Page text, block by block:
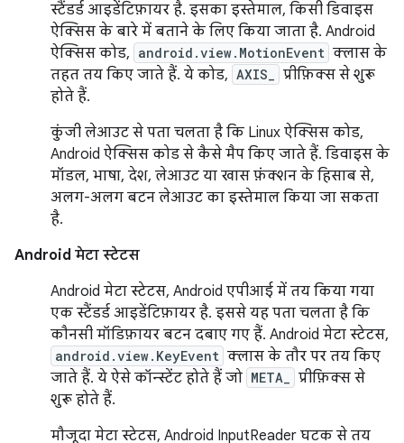
स्टैंडर्ड आइडेंटिफ़ायर है. इसका इस्तेमाल, किसी डिवाइस
ऐक्सिस के बारे में बताने के लिए किया जाता है. Android
ऐक्सिस कोड, android.view.MotionEvent क्लास के
तहत तय किए जाते हैं. ये कोड, AXIS_
प्रीफ़िक्स से शुरू
होते हैं.
कुंजी लेआउट से पता चलता है कि Linux ऐक्सिस कोड,
Android ऐक्सिस कोड से कैसे मैप किए जाते हैं. डिवाइस के
मॉडल, भाषा, देश, लेआउट या खास फ़ंक्शन के हिसाब से,
अलग-अलग बटन लेआउट का इस्तेमाल किया जा सकता
है.
Android मेटा स्टेटस
Android मेटा स्टेटस, Android एपीआई में तय किया गया
एक स्टैंडर्ड आइडेंटिफ़ायर है. इससे यह पता चलता है कि
कौनसी मॉडिफ़ायर बटन दबाए गए हैं. Android मेटा स्टेटस,
android.view.KeyEvent क्लास के तौर पर तय किए
जाते हैं. ये ऐसे कॉन्स्टेंट होते हैं जो META_
प्रीफ़िक्स से
शुरू होते हैं.
मौजूदा मेटा स्टेटस, Android InputReader घटक से तय